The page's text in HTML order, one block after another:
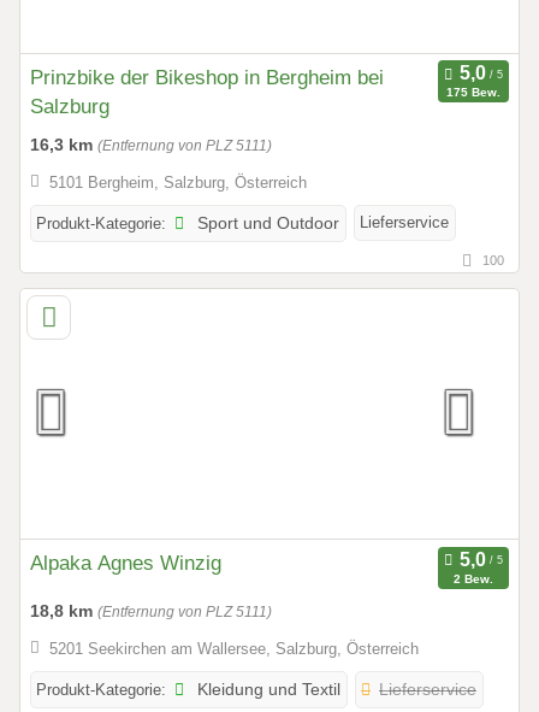
Prinzbike der Bikeshop in Bergheim bei
Salzburg
175 Bew.
16,3 km (Entfernung von PLZ 5111)
5101 Bergheim, Salzburg, Österreich
Produkt-Kategorie: Sport und Outdoor Lieferservice
100
Alpaka Agnes Winzig
2 Bew.
18,8 km (Entfernung von PLZ 5111)
5201 Seekirchen am Wallersee, Salzburg, Österreich
Produkt-Kategorie: Kleidung und Textil Lieferservice